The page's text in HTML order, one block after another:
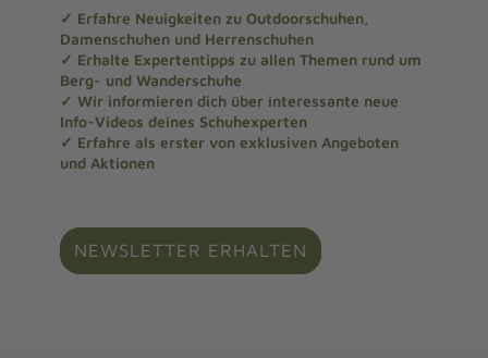
✓ Erfahre Neuigkeiten zu Outdoorschuhen,
Damenschuhen und Herrenschuhen
✓ Erhalte Expertentipps zu allen Themen rund um
Berg- und Wanderschuhe
✓ Wir informieren dich über interessante neue
Info-Videos deines Schuhexperten
✓ Erfahre als erster von exklusiven Angeboten
und Aktionen
NEWSLETTER ERHALTEN